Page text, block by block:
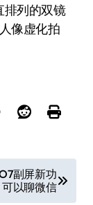
排列的双镜
像虚化拍
副屏新功
以聊微信